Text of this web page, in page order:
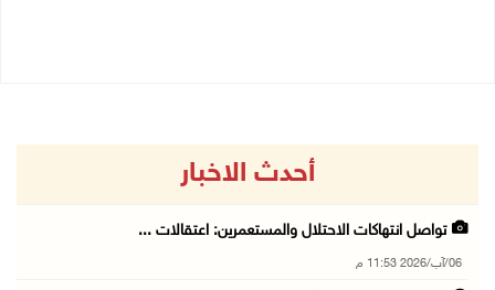
أحدث الاخبار
تواصل انتهاكات الاحتلال والمستعمرين: اعتقالات ...
06/آب/2026 11:53 م